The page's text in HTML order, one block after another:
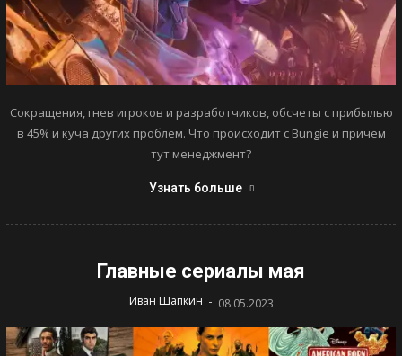
Сокращения, гнев игроков и разработчиков, обсчеты с прибылью
в 45% и куча других проблем. Что происходит с Bungie и причем
тут менеджмент?
Узнать больше
Главные сериалы мая
Иван Шапкин - 08.05.2023